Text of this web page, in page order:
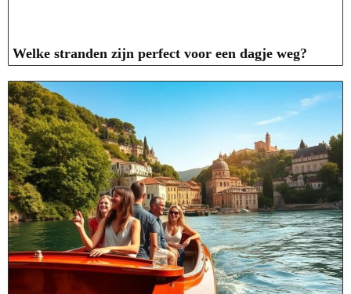
Welke stranden zijn perfect voor een dagje weg?